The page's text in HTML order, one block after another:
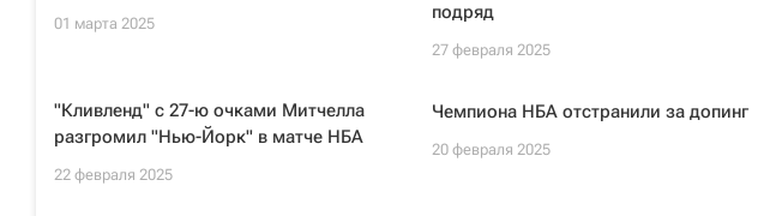
01 марта 2025
подряд
27 февраля 2025
"Кливленд" с 27-ю очками Митчелла
разгромил "Нью-Йорк" в матче НБА
22 февраля 2025
Чемпиона НБА отстранили за допинг
20 февраля 2025